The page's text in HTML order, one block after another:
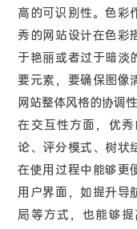
高的可识别性。色彩
秀的网站设计在色彩
于艳丽或者过于暗淡
要元素，要确保图像
网站整体风格的协调性
在交互性方面，优秀
论、评分模式、树状
在使用过程中能够更
用户界面，如提升导
局等方式，也能够